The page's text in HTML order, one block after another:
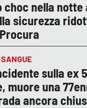
choc nella notte
sicurezza
sulla ex
muore una
ancora